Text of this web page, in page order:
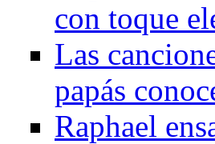
con toque
Las
papás
Raphael